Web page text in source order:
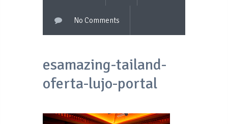
No Comments
esamazing-tailand-
oferta-lujo-portal